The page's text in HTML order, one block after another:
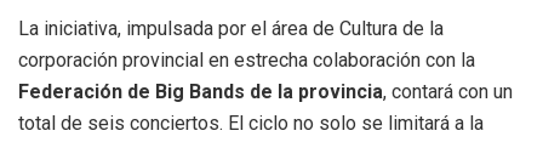
La iniciativa, impulsada por el área de Cultura de la
corporación provincial en estrecha colaboración con la
Federación de Big Bands de la provincia, contará con un
total de seis conciertos. El ciclo no solo se limitará a la